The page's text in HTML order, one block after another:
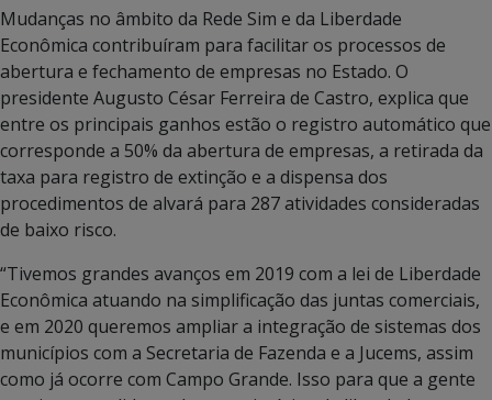
Mudanças no âmbito da Rede Sim e da Liberdade
Econômica contribuíram para facilitar os processos de
abertura e fechamento de empresas no Estado. O
presidente Augusto César Ferreira de Castro, explica que
entre os principais ganhos estão o registro automático que
corresponde a 50% da abertura de empresas, a retirada da
taxa para registro de extinção e a dispensa dos
procedimentos de alvará para 287 atividades consideradas
de baixo risco.
“Tivemos grandes avanços em 2019 com a lei de Liberdade
Econômica atuando na simplificação das juntas comerciais,
e em 2020 queremos ampliar a integração de sistemas dos
municípios com a Secretaria de Fazenda e a Jucems, assim
como já ocorre com Campo Grande. Isso para que a gente